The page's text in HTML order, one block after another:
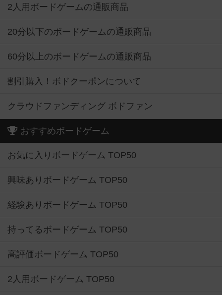
2人用ボードゲームの通販商品
20分以下のボードゲームの通販商品
60分以上のボードゲームの通販商品
割引購入！ボドクーポンについて
クラウドファンディング ボドファン
おすすめボードゲーム
お気に入りボードゲーム TOP50
興味ありボードゲーム TOP50
経験ありボードゲーム TOP50
持ってるボードゲーム TOP50
高評価ボードゲーム TOP50
2人用ボードゲーム TOP50